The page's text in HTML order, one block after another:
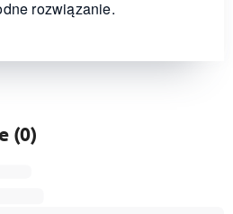
rozwiązanie.
(0)